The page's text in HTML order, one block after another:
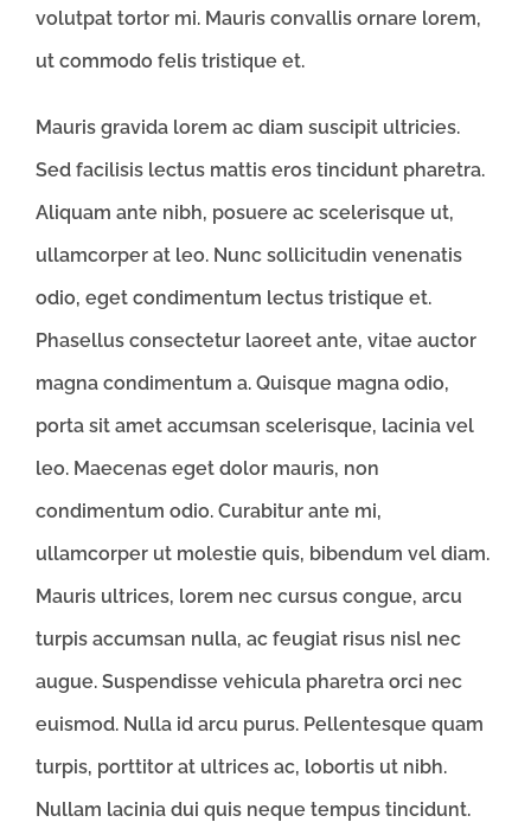
volutpat tortor mi. Mauris convallis ornare lorem,
ut commodo felis tristique et.
Mauris gravida lorem ac diam suscipit ultricies.
Sed facilisis lectus mattis eros tincidunt pharetra.
Aliquam ante nibh, posuere ac scelerisque ut,
ullamcorper at leo. Nunc sollicitudin venenatis
odio, eget condimentum lectus tristique et.
Phasellus consectetur laoreet ante, vitae auctor
magna condimentum a. Quisque magna odio,
porta sit amet accumsan scelerisque, lacinia vel
leo. Maecenas eget dolor mauris, non
condimentum odio. Curabitur ante mi,
ullamcorper ut molestie quis, bibendum vel diam.
Mauris ultrices, lorem nec cursus congue, arcu
turpis accumsan nulla, ac feugiat risus nisl nec
augue. Suspendisse vehicula pharetra orci nec
euismod. Nulla id arcu purus. Pellentesque quam
turpis, porttitor at ultrices ac, lobortis ut nibh.
Nullam lacinia dui quis neque tempus tincidunt.